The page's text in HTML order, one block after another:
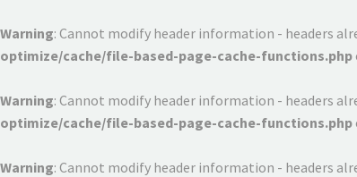
Warning: Cannot modify header information - headers
optimize/cache/file-based-page-cache-functions.php
Warning: Cannot modify header information - headers
optimize/cache/file-based-page-cache-functions.php
Warning: Cannot modify header information - headers